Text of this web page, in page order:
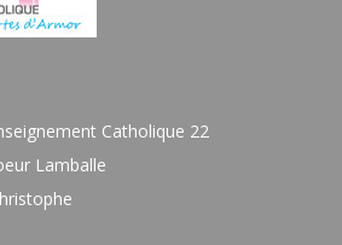
Catholique 22
Lamballe